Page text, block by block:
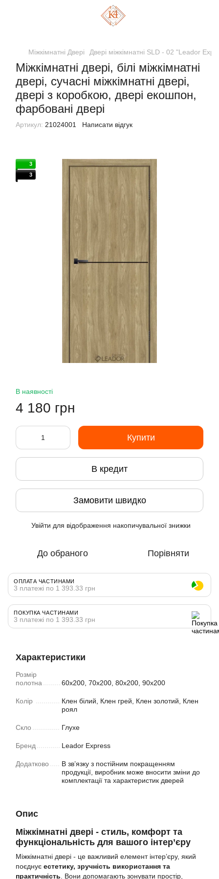
Міжкімнатні Двері Двері міжкімнатні SLD - 02 "Leador
Міжкімнатні двері, білі міжкімнатні
двері, сучасні міжкімнатні двері,
двері з коробкою, двері екошпон,
фарбовані двері
Артикул: 21024001 Написати відгук
3
3
В наявності
4 180 грн
Купити
В кредит
Замовити швидко
Увійти для відображення накопичувальної знижки
До обраного Порівняти
ОПЛАТА ЧАСТИНАМИ
3 платежі по 1 393.33 грн
ПОКУПКА ЧАСТИНАМИ
3 платежі по 1 393.33 грн
Характеристики
Розмір
полотна
60х200, 70х200, 80х200, 90х200
Колiр
Клен білий, Клен грей, Клен золотий, Клен
роял
Скло Глухе
Бренд Leador Express
Додатково
В зв’язку з постійним покращенням
продукції, виробник може вносити зміни до
комплектації та характеристик дверей
Опис
Міжкімнатні двері - стиль, комфорт та
функціональність для вашого інтер’єру
Міжкімнатні двері - це важливий елемент інтер’єру, який
поєднує естетику, зручність використання та
практичність. Вони допомагають зонувати простір,